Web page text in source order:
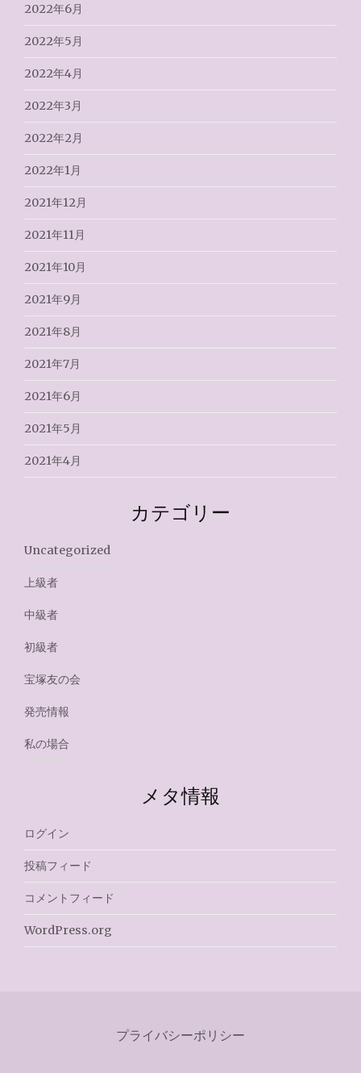
2022年6月
2022年5月
2022年4月
2022年3月
2022年2月
2022年1月
2021年12月
2021年11月
2021年10月
2021年9月
2021年8月
2021年7月
2021年6月
2021年5月
2021年4月
カテゴリー
Uncategorized
上級者
中級者
初級者
宝塚友の会
発売情報
私の場合
メタ情報
ログイン
投稿フィード
コメントフィード
WordPress.org
プライバシーポリシー